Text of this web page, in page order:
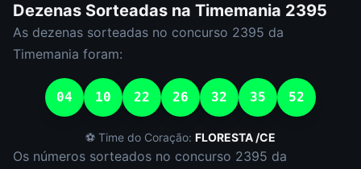
Dezenas Sorteadas na Timemania 2395
As dezenas sorteadas no concurso 2395 da
Timemania foram:
04 10 22 26 32 35 52
⚽ Time do Coração: FLORESTA /CE
Os números sorteados no concurso 2395 da